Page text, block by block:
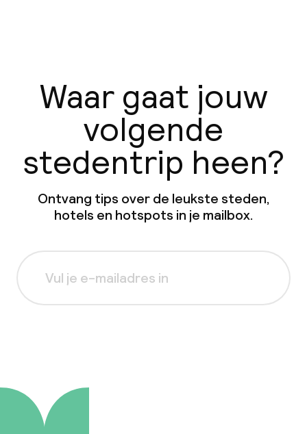
Waar gaat jouw
volgende
stedentrip heen?
Ontvang tips over de leukste steden,
hotels en hotspots in je mailbox.